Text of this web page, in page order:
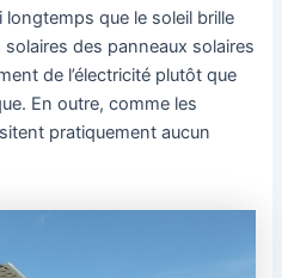
longtemps que le soleil brille
des panneaux solaires
de l’électricité plutôt que
En outre, comme les
pratiquement aucun